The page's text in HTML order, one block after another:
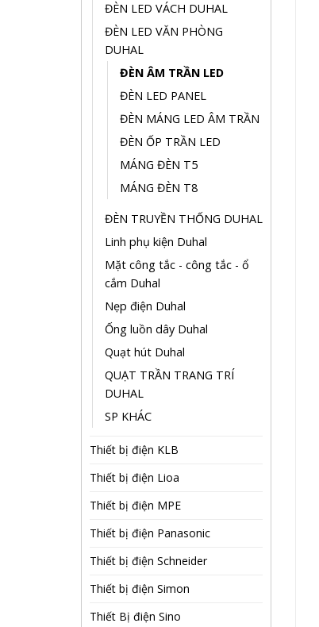
ĐÈN LED VÁCH DUHAL
ĐÈN LED VĂN PHÒNG
DUHAL
ĐÈN ÂM TRẦN LED
ĐÈN LED PANEL
ĐÈN MÁNG LED ÂM TRẦN
ĐÈN ỐP TRẦN LED
MÁNG ĐÈN T5
MÁNG ĐÈN T8
ĐÈN TRUYỀN THỐNG DUHAL
Linh phụ kiện Duhal
Mặt công tắc - công tắc - ổ
cắm Duhal
Nẹp điện Duhal
Ống luồn dây Duhal
Quạt hút Duhal
QUẠT TRẦN TRANG TRÍ
DUHAL
SP KHÁC
Thiết bị điện KLB
Thiết bị điện Lioa
Thiết bị điện MPE
Thiết bị điện Panasonic
Thiết bị điện Schneider
Thiết bị điện Simon
Thiết Bị điện Sino